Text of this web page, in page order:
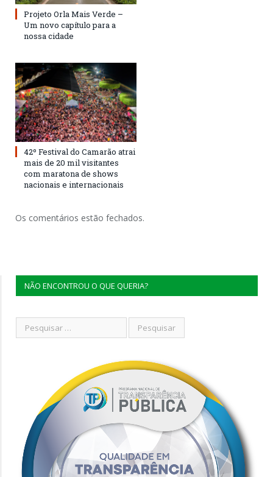
Projeto Orla Mais Verde –
Um novo capítulo para a
nossa cidade
42º Festival do Camarão atrai
mais de 20 mil visitantes
com maratona de shows
nacionais e internacionais
Os comentários estão fechados.
NÃO ENCONTROU O QUE QUERIA?